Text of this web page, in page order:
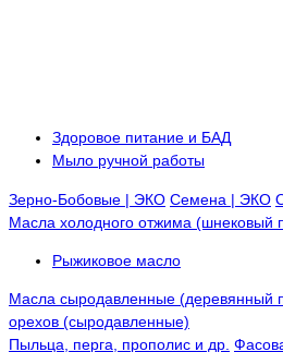
Здоровое питание и БАД
Мыло ручной работы
Зерно-Бобовые | ЭКО Семена | ЭКО
Масла холодного отжима (шнековый
Рыжиковое масло
Масла сыродавленные (деревянный
орехов (сыродавленные)
Пыльца, перга, прополис и др.